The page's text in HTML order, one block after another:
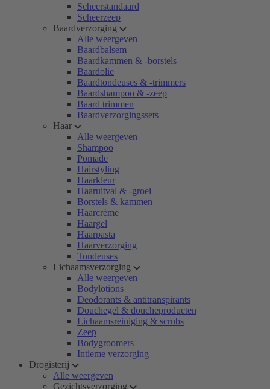
Scheerstandaard
Scheerzeep
Baardverzorging
Alle weergeven
Baardbalsem
Baardkammen & -borstels
Baardolie
Baardtondeuses & -trimmers
Baardshampoo & -zeep
Baard trimmen
Baardverzorgingssets
Haar
Alle weergeven
Shampoo
Pomade
Hairstyling
Haarkleur
Haaruitval & -groei
Borstels & kammen
Haarcrème
Haargel
Haarpasta
Haarverzorging
Tondeuses
Lichaamsverzorging
Alle weergeven
Bodylotions
Deodorants & antitranspirants
Douchegel & doucheproducten
Lichaamsreiniging & scrubs
Zeep
Bodygroomers
Intieme verzorging
Drogisterij
Alle weergeven
Gezichtsverzorging